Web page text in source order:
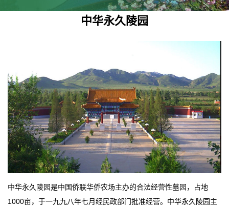
中华永久陵园
中华永久陵园是中国侨联华侨农场主办的合法经营性墓园，占地
1000亩，于一九九八年七月经民政部门批准经营。中华永久陵园主